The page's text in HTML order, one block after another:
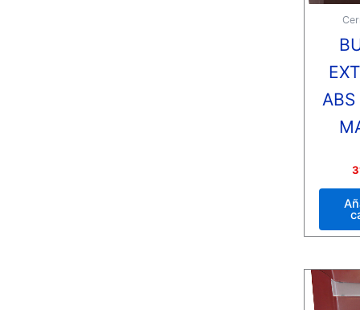
ABS
0